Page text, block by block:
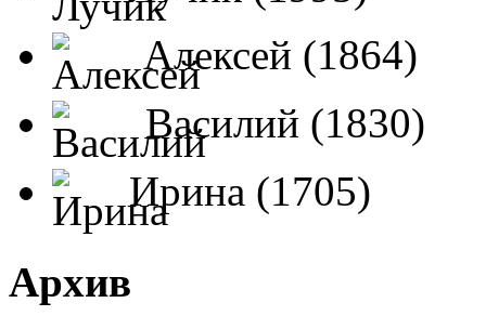
Алексей (1864)
Василий (1830)
Ирина (1705)
Архив